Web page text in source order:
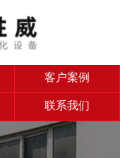
客户案例
联系我们